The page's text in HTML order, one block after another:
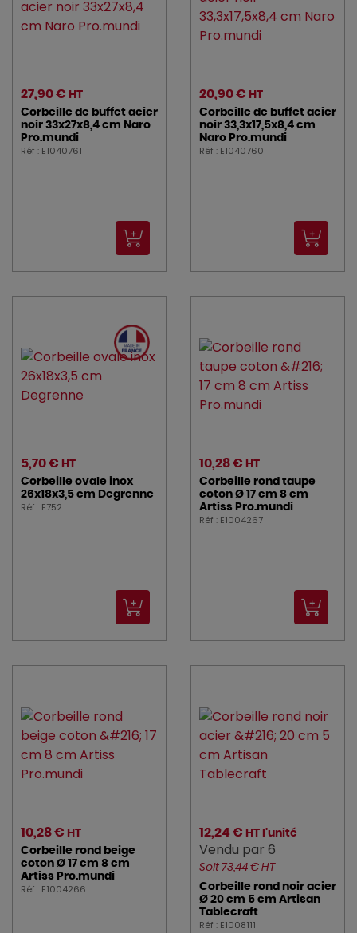
27,90 € HT
Corbeille de buffet acier
noir 33x27x8,4 cm Naro
Pro.mundi
Réf : E1040761
20,90 € HT
Corbeille de buffet acier
noir 33,3x17,5x8,4 cm
Naro Pro.mundi
Réf : E1040760
5,70 € HT
Corbeille ovale inox
26x18x3,5 cm Degrenne
Réf : E752
10,28 € HT
Corbeille rond taupe
coton Ø 17 cm 8 cm
Artiss Pro.mundi
Réf : E1004267
10,28 € HT
Corbeille rond beige
coton Ø 17 cm 8 cm
Artiss Pro.mundi
Réf : E1004266
12,24 € HT l'unité
Vendu par 6
Soit 73,44 € HT
Corbeille rond noir acier
Ø 20 cm 5 cm Artisan
Tablecraft
Réf : E1008111